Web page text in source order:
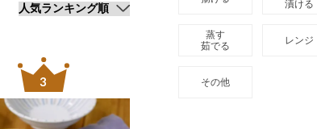
漬ける
蒸す
茹でる
レンジ
その他